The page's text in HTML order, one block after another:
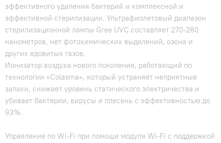
эффективного удаления бактерий и комплексной и
эффективной стерилизации. Ультрафиолетовый диапазон
стерилизационной лампы Gree UVC составляет 270-280
нанометров, нет фотохимических выделений, озона и
других ядовитых газов.
Ионизатор воздуха нового поколения, работающий по
технологии «Colasma», который устраняет неприятные
запахи, снижает уровень статического электричества и
убивает бактерии, вирусы и плесень с эффективностью до
93%.
Управление по Wi-Fi при помощи модуля Wi-Fi с поддержкой